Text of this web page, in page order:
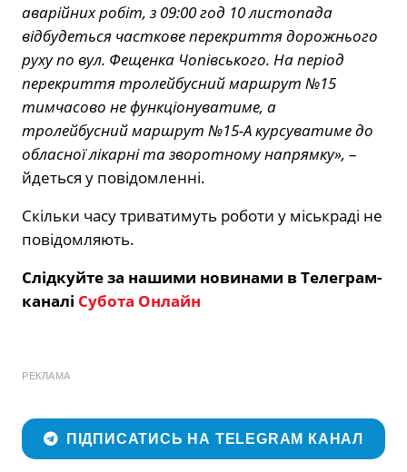
аварійних робіт, з 09:00 год 10 листопада
відбудеться часткове перекриття дорожнього
руху по вул. Фещенка Чопівського. На період
перекриття тролейбусний маршрут №15
тимчасово не функціонуватиме, а
тролейбусний маршрут №15-А курсуватиме до
обласної лікарні та зворотному напрямку», –
йдеться у повідомленні.
Скільки часу триватимуть роботи у міськраді не
повідомляють.
Слідкуйте за нашими новинами в Телеграм-
каналі Субота Онлайн
РЕКЛАМА
ПІДПИСАТИСЬ НА TELEGRAM КАНАЛ